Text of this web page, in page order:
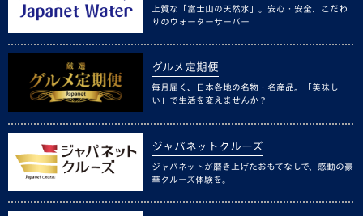
上質な「富士山の天然水」。安心・安全、こだわ
りのウォーターサーバー
グルメ定期便
毎月届く、日本各地の名物・名産品。「美味し
い」で生活を変えませんか？
ジャパネットクルーズ
ジャパネットが磨き上げたおもてなしで、感動の豪
華クルーズ体験を。